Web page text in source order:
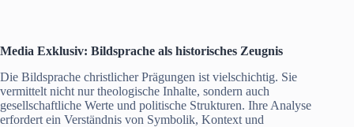
Media Exklusiv: Bildsprache als historisches Zeugnis
Die Bildsprache christlicher Prägungen ist vielschichtig. Sie
vermittelt nicht nur theologische Inhalte, sondern auch
gesellschaftliche Werte und politische Strukturen. Ihre Analyse
erfordert ein Verständnis von Symbolik, Kontext und